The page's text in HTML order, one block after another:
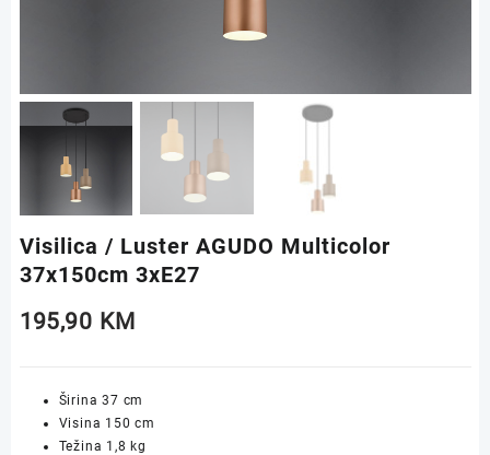
Visilica / Luster AGUDO Multicolor
37x150cm 3xE27
195,90 KM
Širina 37 cm
Visina 150 cm
Težina 1,8 kg